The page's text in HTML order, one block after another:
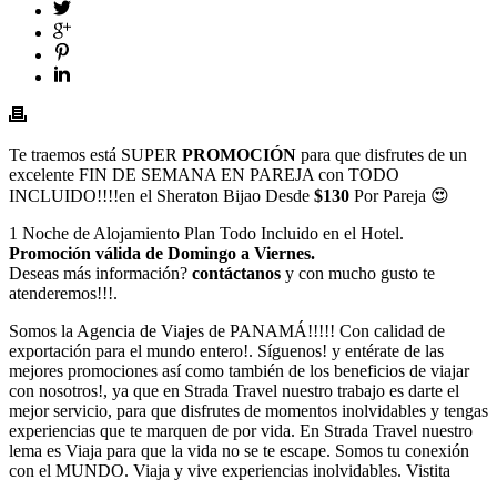
Te traemos está SUPER PROMOCIÓN para que disfrutes de un
excelente FIN DE SEMANA EN PAREJA con TODO
INCLUIDO!!!!en el Sheraton Bijao Desde $130 Por Pareja 😍
1 Noche de Alojamiento Plan Todo Incluido en el Hotel.
Promoción válida de Domingo a Viernes.
Deseas más información? contáctanos y con mucho gusto te
atenderemos!!!.
Somos la Agencia de Viajes de PANAMÁ!!!!! Con calidad de
exportación para el mundo entero!. Síguenos! y entérate de las
mejores promociones así como también de los beneficios de viajar
con nosotros!, ya que en Strada Travel nuestro trabajo es darte el
mejor servicio, para que disfrutes de momentos inolvidables y tengas
experiencias que te marquen de por vida. En Strada Travel nuestro
lema es Viaja para que la vida no se te escape. Somos tu conexión
con el MUNDO. Viaja y vive experiencias inolvidables. Vistita